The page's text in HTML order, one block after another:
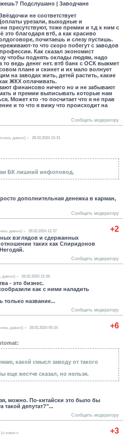
Подслушано | Заводчане
не соответствует
урезали, выходные и
пресутствуют, тоже премии и т.д к ним с
это благодаря втб, а как красиво
почитаешь и слезу пустишь.
то что скоро побегут с заводов
Как сказал экономист
чтобы поднять оклады людям, надо
то ведь денег нет. втб банк с ОСК выжмет
плане и скинет и их мало волнует
на заводах жить, детей растить, какие
ЖКХ оплачивать.
финансово ничего но и не забывают
и премии выписывать которые нам
Может кто -то посчитает что я не прав
и то что я вижу что происходит на
Сообщить модератору
давно) 28.02.2024 13:31
БК лишний инфоповод.
дополнительная денежка в карман,
Сообщить модератору
+2
давно) 28.02.2024 12:37
взглядов и сдержанных
таких как Спиридонов
Сообщить модератору
давно) 28.02.2024 12:36
- это бизнес.
как с ними наладить
только название...
Сообщить модератору
+6
давно) 28.02.2024 09:24
какой смысл заводу от такого
еще жестче сказал, но нельзя.
можно. По-китайски это было бы
такой депутат?"...
Сообщить модератору
+3
(c нами с